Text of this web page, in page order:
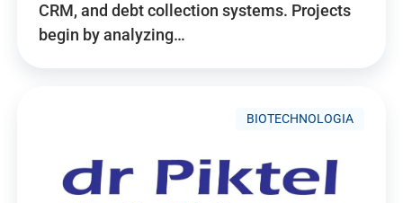
CRM, and debt collection systems. Projects
begin by analyzing…
BIOTECHNOLOGIA